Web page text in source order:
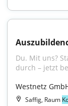
Du. Mit uns?
durch – jetzt
Westnetz
Saffig, Raum